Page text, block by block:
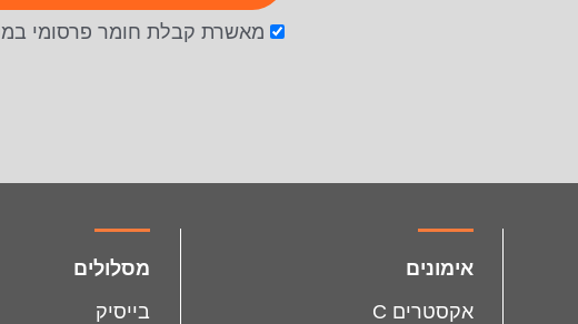
מאשרת קבלת חומר פרסומי
אימונים
אקסטרים C
מסלולים
בייסיק
facebook